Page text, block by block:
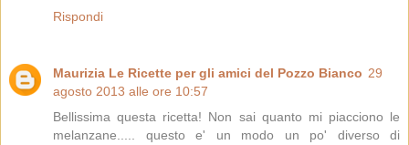
Rispondi
Maurizia Le Ricette per gli amici del Pozzo Bianco 29
agosto 2013 alle ore 10:57
Bellissima questa ricetta! Non sai quanto mi piacciono le
melanzane..... questo e' un modo un po' diverso di